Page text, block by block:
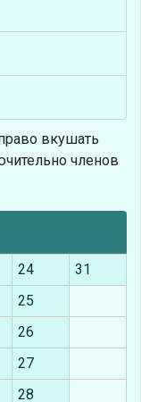
вкушать
членов
24
31
25
26
27
28